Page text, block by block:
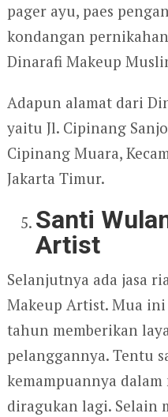
pager ayu, paes
kondangan
Dinarafi Makeup
Adapun alamat dari
yaitu Jl. Cipinang Sanjo
Cipinang Muara,
Jakarta Timur.
Santi
Artist
Selanjutnya ada jasa
Makeup Artist. Mua
tahun memberikan
pelanggannya. Tentu
kemampuannya
diragukan lagi. Selain